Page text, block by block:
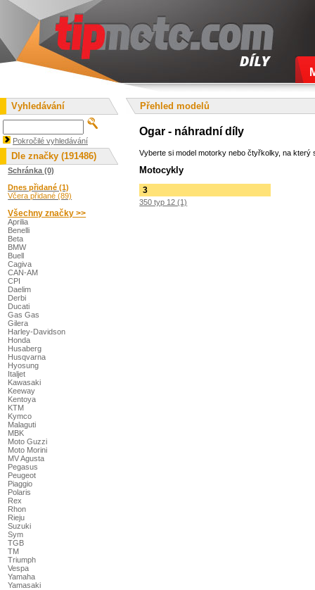
Přehled modelů
Ogar - náhradní díly
Vyberte si model motorky nebo čtyřkolky, na který
Motocykly
3
350 typ 12 (1)
Vyhledávání
Pokročilé vyhledávání
Dle značky (191486)
Schránka (0)
Dnes přidané (1)
Včera přidané (89)
Všechny značky >>
Aprilia
Benelli
Beta
BMW
Buell
Cagiva
CAN-AM
CPI
Daelim
Derbi
Ducati
Gas Gas
Gilera
Harley-Davidson
Honda
Husaberg
Husqvarna
Hyosung
Italjet
Kawasaki
Keeway
Kentoya
KTM
Kymco
Malaguti
MBK
Moto Guzzi
Moto Morini
MV Agusta
Pegasus
Peugeot
Piaggio
Polaris
Rex
Rhon
Rieju
Suzuki
Sym
TGB
TM
Triumph
Vespa
Yamaha
Yamasaki